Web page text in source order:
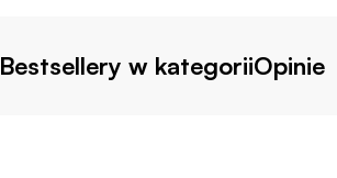
Bestsellery w kategoriiOpinie